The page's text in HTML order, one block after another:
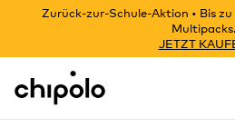
Zurück-zur-Schule-Aktion • Bis
Multipacks.
JETZT
Chipolo - Home page